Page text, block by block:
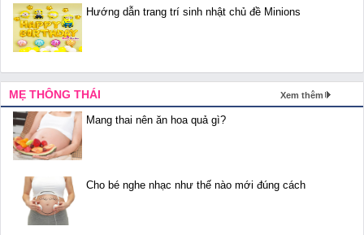
Hướng dẫn trang trí sinh nhật chủ đề Minions
MẸ THÔNG THÁI Xem thêm
Mang thai nên ăn hoa quả gì?
Cho bé nghe nhạc như thế nào mới đúng cách